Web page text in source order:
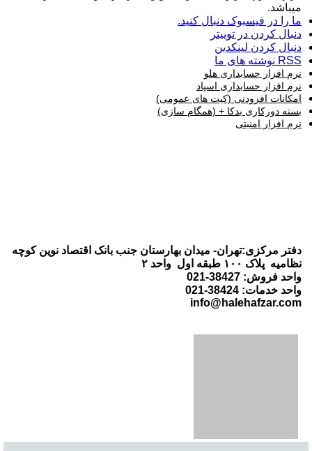
میباشد.
ما را در فیسبوک دنبال کنید.
دنبال کردن در توییتر
دنبال کردن لینکدین
RSS نوشته های ما
نرم افزار حسابداری هلو
نرم افزار حسابداری اسپاد
امکانات افزودنی (کیت های عمومی)
بسته دورکاری بدکا + (همگام سازی)
نرم افزار امنیتی
دفتر مرکزی:تهران- میدان بهارستان جنب بانک اقتصاد نوین کوچه
نظامیه پلاک ۱۰۰ طبقه اول واحد ۲
واحد فروش: 38427-021
واحد خدمات: 38424-021
info@halehafzar.com